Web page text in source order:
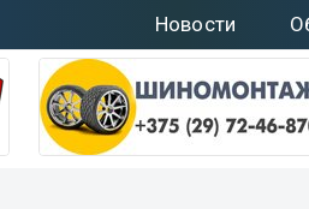
Новости